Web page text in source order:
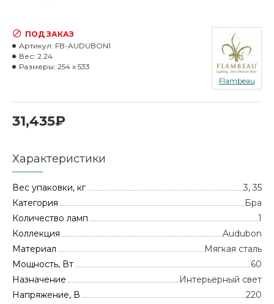
31,435₽
ПОД ЗАКАЗ
Артикул: FB-AUDUBON1
Вес: 2.24
Размеры: 254 x 533
Flambeau
Характеристики
Вес упаковки, кг
3, 35
Категория
Бра
Количество ламп
1
Коллекция
Audubon
Материал
Мягкая сталь
Мощность, Вт
60
Назначение
Интерьерный свет
Напряжение, В
220